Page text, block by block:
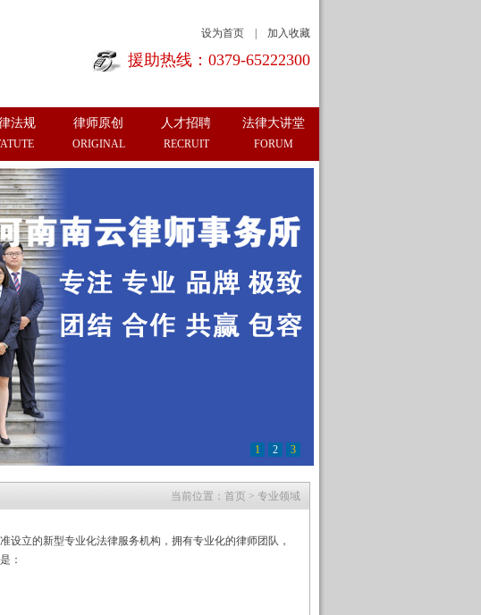
设为首页 加入收藏
援助热线：0379-65222300
法规 律师原创
ORIGINAL
人才招聘
RECRUIT
法律大讲堂
FORUM
1 2 3
当前位置： 首页 > 专业领域
立的新型专业化法律服务机构，拥有专业化的律师团队，
：